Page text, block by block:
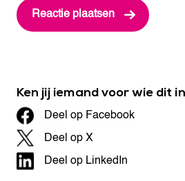
Ken jij iemand voor wie dit
Deel op Facebook
Deel op X
Deel op LinkedIn